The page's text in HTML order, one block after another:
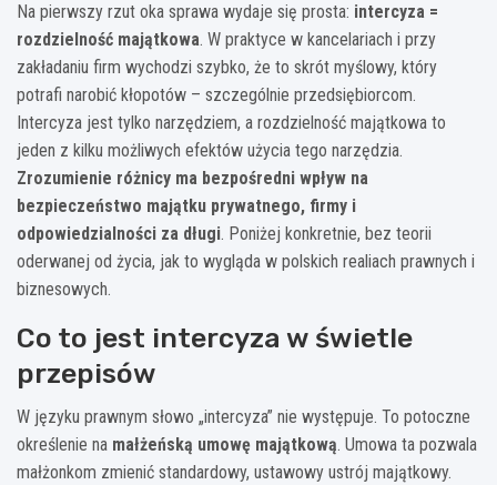
Na pierwszy rzut oka sprawa wydaje się prosta: intercyza =
rozdzielność majątkowa. W praktyce w kancelariach i przy
zakładaniu firm wychodzi szybko, że to skrót myślowy, który
potrafi narobić kłopotów – szczególnie przedsiębiorcom.
Intercyza jest tylko narzędziem, a rozdzielność majątkowa to
jeden z kilku możliwych efektów użycia tego narzędzia.
Zrozumienie różnicy ma bezpośredni wpływ na
bezpieczeństwo majątku prywatnego, firmy i
odpowiedzialności za długi. Poniżej konkretnie, bez teorii
oderwanej od życia, jak to wygląda w polskich realiach prawnych i
biznesowych.
Co to jest intercyza w świetle
przepisów
W języku prawnym słowo „intercyza” nie występuje. To potoczne
określenie na małżeńską umowę majątkową. Umowa ta pozwala
małżonkom zmienić standardowy, ustawowy ustrój majątkowy.